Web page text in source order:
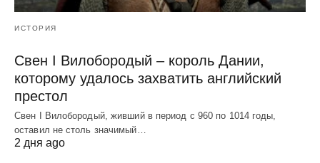
ИСТОРИЯ
Свен I Вилобородый – король Дании,
которому удалось захватить английский
престол
Свен I Вилобородый, живший в период с 960 по 1014 годы,
оставил не столь значимый…
2 дня ago